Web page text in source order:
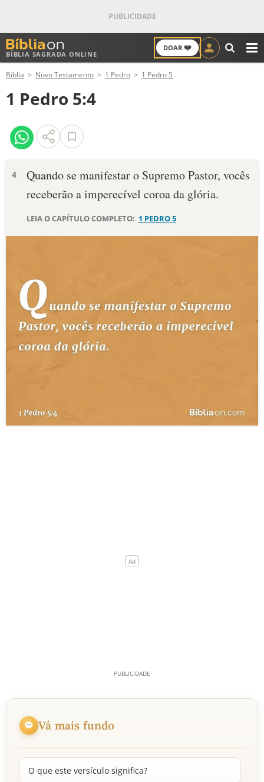
BÍBLIA SAGRADA ONLINE
DOAR ❤️
ANTIGO TESTAMENTO
NOVO TESTAMENTO
VERSÍCULOS
PALAVRA DO DIA
10 MANDAMENTOS
ESTUDOS BÍBLICOS
ESBOÇOS DE PREGAÇÃO
PERGUNTE À BÍBLIA
Bíblia Novo Testamento 1 Pedro 1 Pedro 5
1 Pedro 5:4
4
Quando se manifestar o Supremo Pastor, vocês
receberão a imperecível coroa da glória.
LEIA O CAPÍTULO COMPLETO: 1 PEDRO 5
Vá mais fundo
O que este versículo significa?